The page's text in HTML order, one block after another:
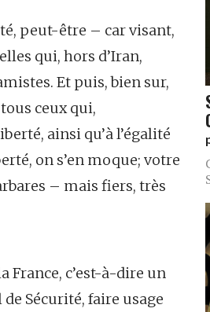
peut-être – car visant,
qui, hors d’Iran,
Et puis, bien sur,
ceux qui,
ainsi qu’à l’égalité
on s’en moque; votre
– mais fiers, très
France, c’est-à-dire un
Sécurité, faire usage